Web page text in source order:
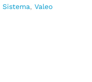
Sistema, Valeo